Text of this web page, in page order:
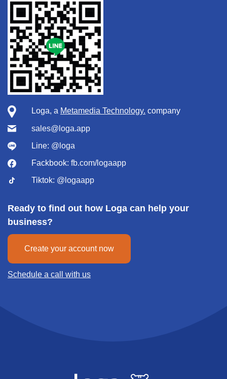
Loga, aMetamedia Technology.company
sales@loga.app
Line: @loga
Fackbook: fb.com/logaapp
Tiktok: @logaapp
Ready to find out how Loga can help your
business?
Create your account now
Schedule a call with us